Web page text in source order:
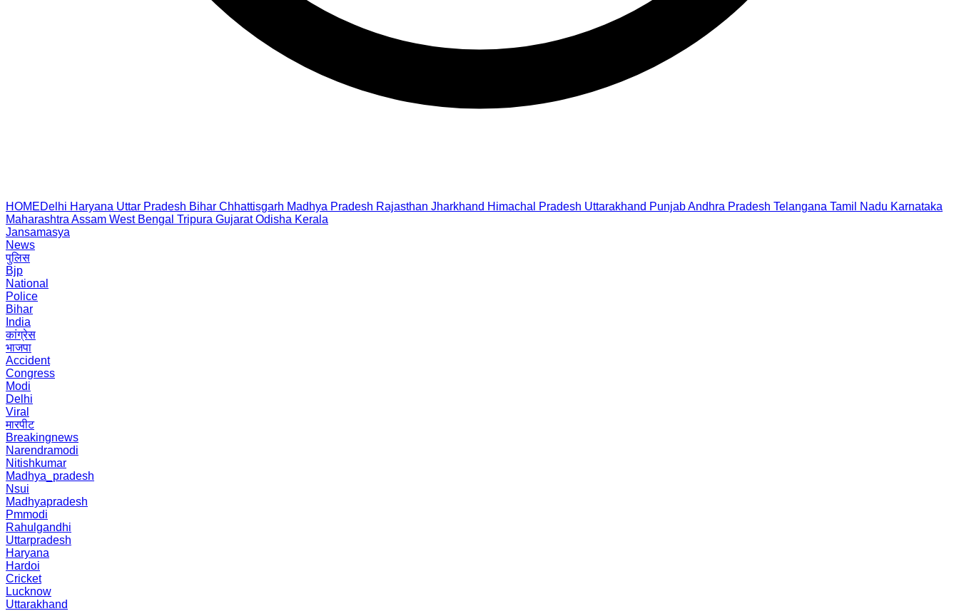
HOMEDelhi Haryana Uttar Pradesh Bihar Chhattisgarh Madhya Pradesh Rajasthan Jharkhand Himachal Pradesh Uttarakhand PunjabAndhra Pradesh Telangana Tamil Nadu Karnataka
Maharashtra Assam West Bengal Tripura Gujarat Odisha Kerala
Jansamasya
News
पुलिस
Bjp
National
Police
Bihar
India
कांग्रेस
भाजपा
Accident
Congress
Modi
Delhi
Viral
मारपीट
Breakingnews
Narendramodi
Nitishkumar
Madhya_pradesh
Nsui
Madhyapradesh
Pmmodi
Rahulgandhi
Uttarpradesh
Haryana
Hardoi
Cricket
Lucknow
Uttarakhand